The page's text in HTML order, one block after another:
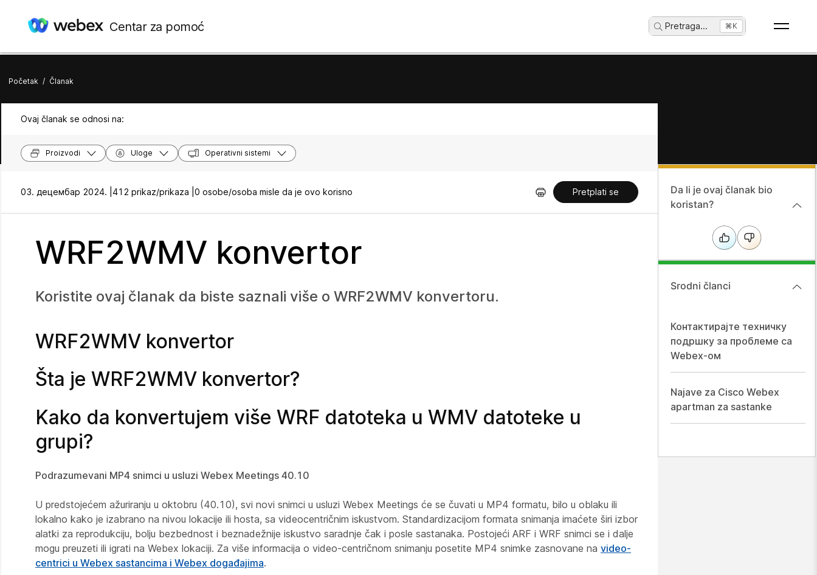
Centar za pomoć Pretraga... ⌘K
Početak / Članak
Ovaj članak se odnosi na:
Proizvodi Uloge Operativni sistemi
03. децембар 2024. | 412 prikaz/prikaza | 0 osobe/osoba misle da je ovo korisno Pretplati se
WRF2WMV konvertor
Koristite ovaj članak da biste saznali više o WRF2WMV konvertoru.
WRF2WMV konvertor
Šta je WRF2WMV konvertor?
Kako da konvertujem više WRF datoteka u WMV datoteke u
grupi?
Podrazumevani MP4 snimci u usluzi Webex Meetings 40.10
U predstojećem ažuriranju u oktobru (40.10), svi novi snimci u usluzi Webex Meetings će se čuvati u MP4 formatu, bilo u oblaku ili
lokalno kako je izabrano na nivou lokacije ili hosta, sa videocentričnim iskustvom. Standardizacijom formata snimanja imaćete širi izbor
alatki za reprodukciju, bolju bezbednost i beznadežnije iskustvo saradnje čak i posle sastanaka. Postojeći ARF i WRF snimci se i dalje
mogu preuzeti ili igrati na Webex lokaciji. Za više informacija o video-centričnom snimanju posetite MP4 snimke zasnovane na video-
centrici u Webex sastancima i Webex događajima.
Da li je ovaj članak bio
koristan?
Srodni članci
Контактирајте техничку
подршку за проблеме са
Webex-ом
Najave za Cisco Webex
apartman za sastanke